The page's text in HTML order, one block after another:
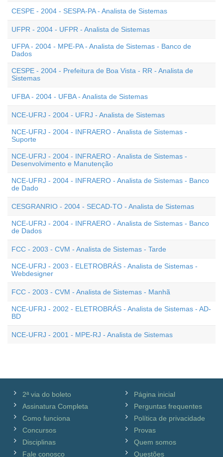
CESPE - 2004 - SESPA-PA - Analista de Sistemas
UFPR - 2004 - UFPR - Analista de Sistemas
UFPA - 2004 - MPE-PA - Analista de Sistemas - Banco de
Dados
CESPE - 2004 - Prefeitura de Boa Vista - RR - Analista de
Sistemas
UFBA - 2004 - UFBA - Analista de Sistemas
NCE-UFRJ - 2004 - UFRJ - Analista de Sistemas
NCE-UFRJ - 2004 - INFRAERO - Analista de Sistemas -
Suporte
NCE-UFRJ - 2004 - INFRAERO - Analista de Sistemas -
Desenvolvimento e Manutenção
NCE-UFRJ - 2004 - INFRAERO - Analista de Sistemas - Banco
de Dado
CESGRANRIO - 2004 - SECAD-TO - Analista de Sistemas
NCE-UFRJ - 2004 - INFRAERO - Analista de Sistemas - Banco
de Dados
FCC - 2003 - CVM - Analista de Sistemas - Tarde
NCE-UFRJ - 2003 - ELETROBRÁS - Analista de Sistemas -
Webdesigner
FCC - 2003 - CVM - Analista de Sistemas - Manhã
NCE-UFRJ - 2002 - ELETROBRÁS - Analista de Sistemas - AD-
BD
NCE-UFRJ - 2001 - MPE-RJ - Analista de Sistemas
2ª via do boleto
Assinatura Completa
Como funciona
Concursos
Disciplinas
Fale conosco
Página inicial
Perguntas frequentes
Política de privacidade
Provas
Quem somos
Questões